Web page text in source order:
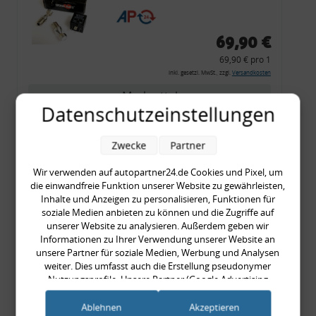
CF 14
69,90 €
69,90 € pro 1
inkl. gesetzl. MwSt., zzgl. Versandkosten
Merkzettel
Zum Artikel
Rückleuchtenband mit
Blinker, rot, US-Ecken,
Audi 80 Cabrio, Typ 89,
OE-Nr.: 8G0945225 +
8G0945225C
999,99 €
999,99 € pro 1
Datenschutzeinstellungen
Wir verwenden auf autopartner24.de Cookies und Pixel, um
die einwandfreie Funktion unserer Website zu gewährleisten,
Inhalte und Anzeigen zu personalisieren, Funktionen für
soziale Medien anbieten zu können und die Zugriffe auf
unserer Website zu analysieren. Außerdem geben wir
Informationen zu Ihrer Verwendung unserer Website an
unsere Partner für soziale Medien, Werbung und Analysen
weiter. Dies umfasst auch die Erstellung pseudonymer
Nutzungsprofile. Unsere Partner (Google Advertising
Products) führen diese Informationen möglicherweise mit
weiteren Daten zusammen, die Sie ihnen bereitgestellt haben
Zwecke Partner
Ablehnen Akzeptieren